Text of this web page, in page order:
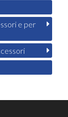
e per